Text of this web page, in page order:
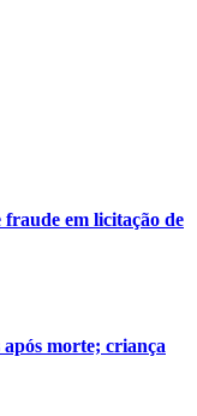
fraude em licitação de
após morte; criança